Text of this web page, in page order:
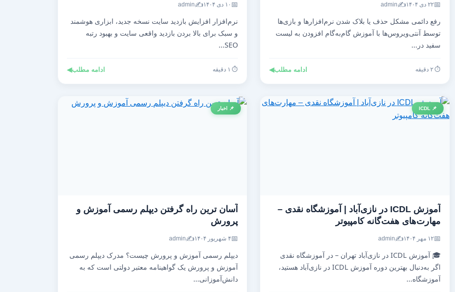
📅۲۲ دی ۱۴۰۴ ✍️
admin
رفع دائمی مشکل حذف یا بلاک شدن نرم‌افزارها و بازی‌ها
توسط آنتی‌ویروس‌ها با آموزش گام‌به‌گام افزودن به لیست
سفید در...
⏱️ ۲ دقیقه ادامه مطلب◀
📅 ۱۰ دی ۱۴۰۴ ✍️
admin
نرم‌افزار افزایش بازدید سایت نسخه جدید، ابزاری هوشمند
و سبک برای بالا بردن بازدید واقعی سایت و بهبود رتبه
SEO...
⏱️ ۱ دقیقه ادامه مطلب◀
📌 ICDL
آموزش ICDL در نازی‌آباد | آموزشگاه نقدی –
مهارت‌های هفت‌گانه کامپیوتر
📅۱۲ مهر ۱۴۰۴ ✍️
admin
🎓 آموزش ICDL در نازی‌آباد تهران – در آموزشگاه نقدی
اگر به‌دنبال بهترین دوره آموزش ICDL در نازی‌آباد هستید،
آموزشگاه...
📌 اخبار
آسان ترین راه گرفتن دیپلم رسمی آموزش و
پرورش
📅۴ شهریور ۱۴۰۴ ✍️
admin
دیپلم رسمی آموزش و پرورش چیست؟ مدرک دیپلم رسمی
آموزش و پرورش یک گواهینامه معتبر دولتی است که به
دانش‌آموزانی...